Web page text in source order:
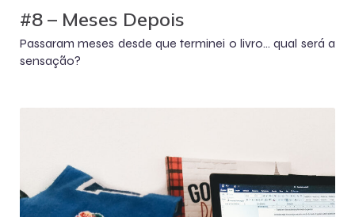
#8 – Meses Depois
Passaram meses desde que terminei o livro... qual será a
sensação?